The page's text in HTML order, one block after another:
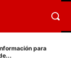
para